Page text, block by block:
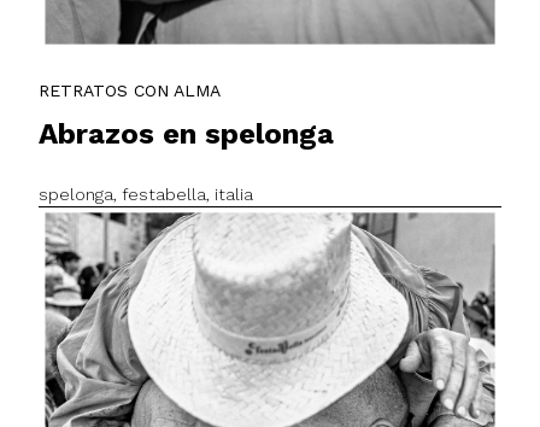
RETRATOS CON ALMA
Abrazos en spelonga
spelonga, festabella, italia